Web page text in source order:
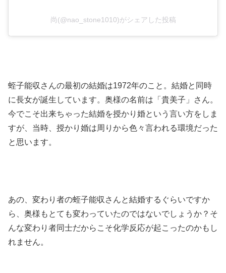
尚(@nao_stone1010)がシェアした投稿
蛭子能収さんの最初の結婚は1972年のこと。結婚と同時
に長女が誕生しています。奥様の名前は「貴美子」さん。
今でこそ出来ちゃった結婚を授かり婚という言い方をしま
すが、当時、授かり婚は周りから色々言われる環境だった
と思います。
あの、変わり者の蛭子能収さんと結婚するぐらいですか
ら、奥様もとても変わっていたのではないでしょうか？そ
んな変わり者同士だからこそ化学反応が起こったのかもし
れません。